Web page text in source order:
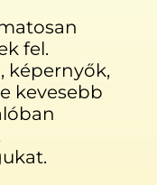
fel.
képernyők,
kevesebb